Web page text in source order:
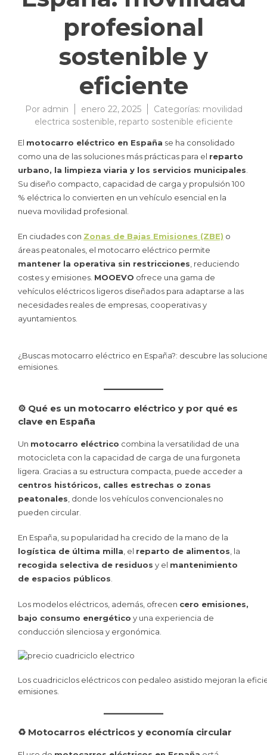
profesional
sostenible y
eficiente
Por admin enero 22, 2025 Categorías: movilidad
electrica sostenible, reparto sostenible eficiente
El motocarro eléctrico en España se ha consolidado
como una de las soluciones más prácticas para el reparto
urbano, la limpieza viaria y los servicios municipales
Su diseño compacto, capacidad de carga y propulsión 100
% eléctrica lo convierten en un vehículo esencial en la
nueva movilidad profesional.
En ciudades con Zonas de Bajas Emisiones (ZBE) o
áreas peatonales, el motocarro eléctrico permite
mantener la operativa sin restricciones, reduciendo
costes y emisiones. MOOEVO ofrece una gama de
vehículos eléctricos ligeros diseñados para adaptarse a las
necesidades reales de empresas, cooperativas y
ayuntamientos.
¿Buscas motocarro eléctrico en España?: descubre las
emisiones.
⚙️ Qué es un motocarro eléctrico y por qué es
clave en España
Un motocarro eléctrico combina la versatilidad de una
motocicleta con la capacidad de carga de una furgoneta
ligera. Gracias a su estructura compacta, puede acceder a
centros históricos, calles estrechas o zonas
peatonales , donde los vehículos convencionales no
pueden circular.
En España, su popularidad ha crecido de la mano de la
logística de última milla, el reparto de alimentos, la
recogida selectiva de residuos y el mantenimiento
de espacios públicos.
Los modelos eléctricos, además, ofrecen cero emisiones,
bajo consumo energético y una experiencia de
conducción silenciosa y ergonómica.
Los cuadriciclos eléctricos con pedaleo asistido mejoran la
emisiones.
♻️ Motocarros eléctricos y economía circular